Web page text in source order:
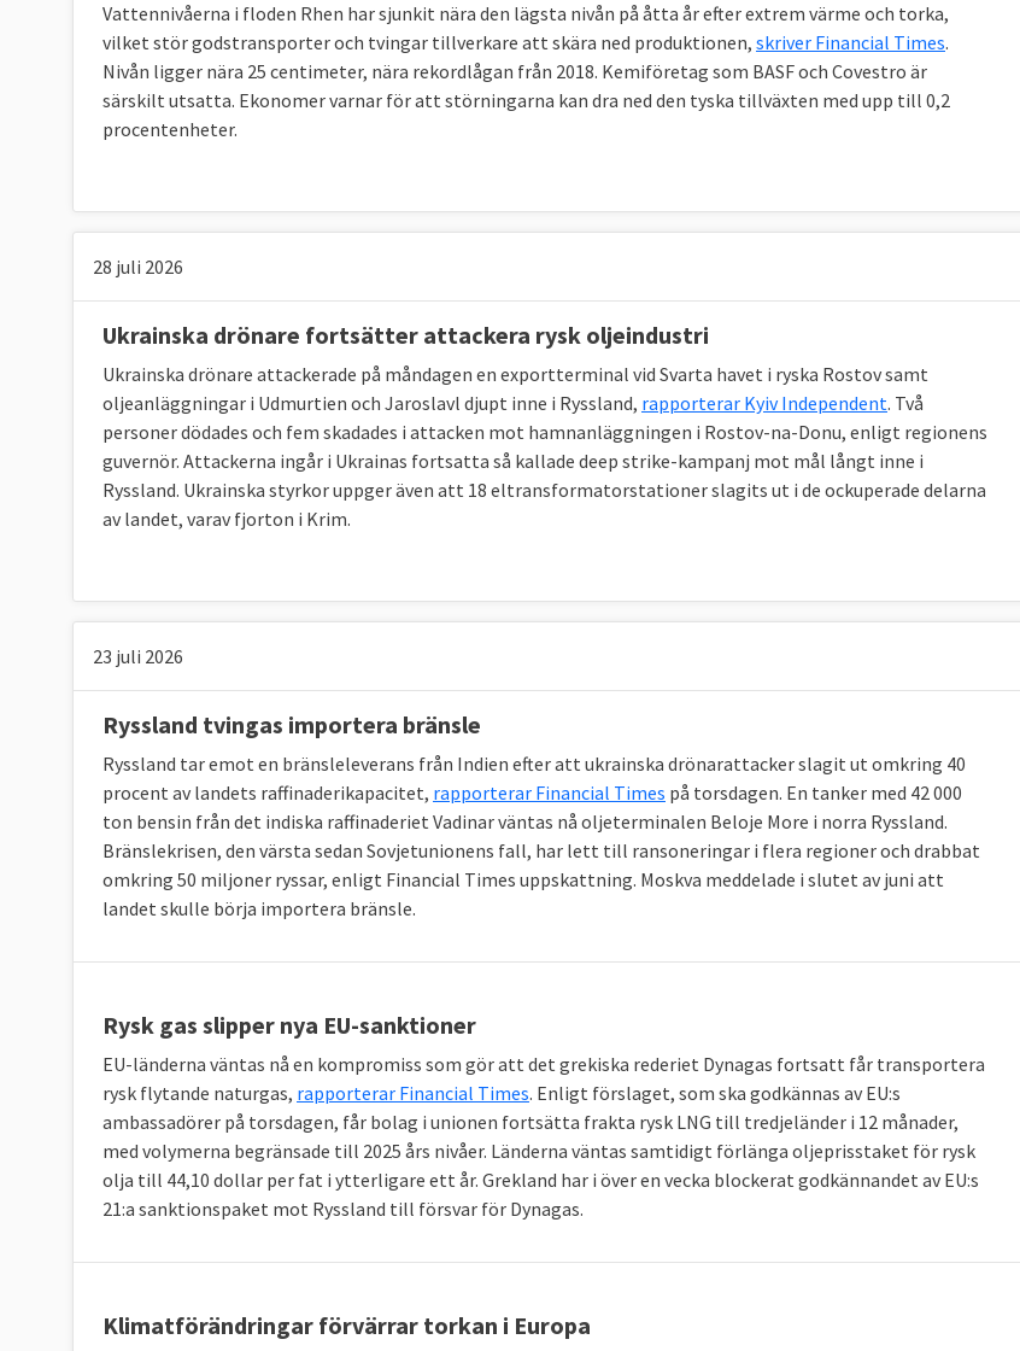
När all energi som förbrukas i ett EU-land, den så kallade primära energianvändningen, delas med
antalet invånare framgår vilka som förbrukar mest energi. Svenskarna förbrukar mer energi än
andra i EU räknat per person och hamnar på delad tredje plats i förbrukningsligan efter Luxemburg
och Finland. Minst energi per person i EU förbrukar malteser.
Källor: Klicka på länkarna i tabellen för att se källa.
Grekland redan i mål
I graf 1 nedan framgår att Grekland som enda land redan uppnått sitt klimatmål när det gäller de
skarpa ESR-målen. Sverige ligger på trettonde plats i den ligan. I botten återfinns Malta, Cypern och
Vattennivåerna i floden Rhen har sjunkit nära den lägsta nivån på åtta år efter extrem värme och torka,
vilket stör godstransporter och tvingar tillverkare att skära ned produktionen, skriver Financial Times.
Nivån ligger nära 25 centimeter, nära rekordlågan från 2018. Kemiföretag som BASF och Covestro är
särskilt utsatta. Ekonomer varnar för att störningarna kan dra ned den tyska tillväxten med upp till 0,2
procentenheter.
28 juli 2026
Ukrainska drönare fortsätter attackera rysk oljeindustri
Ukrainska drönare attackerade på måndagen en exportterminal vid Svarta havet i ryska Rostov samt
oljeanläggningar i Udmurtien och Jaroslavl djupt inne i Ryssland, rapporterar Kyiv Independent. Två
personer dödades och fem skadades i attacken mot hamnanläggningen i Rostov-na-Donu, enligt regionens
guvernör. Attackerna ingår i Ukrainas fortsatta så kallade deep strike-kampanj mot mål långt inne i
Ryssland. Ukrainska styrkor uppger även att 18 eltransformatorstationer slagits ut i de ockuperade delarna
av landet, varav fjorton i Krim.
23 juli 2026
Ryssland tvingas importera bränsle
Ryssland tar emot en bränsleleverans från Indien efter att ukrainska drönarattacker slagit ut omkring 40
procent av landets raffinaderikapacitet, rapporterar Financial Times på torsdagen. En tanker med 42 000
ton bensin från det indiska raffinaderiet Vadinar väntas nå oljeterminalen Beloje More i norra Ryssland.
Bränslekrisen, den värsta sedan Sovjetunionens fall, har lett till ransoneringar i flera regioner och drabbat
omkring 50 miljoner ryssar, enligt Financial Times uppskattning. Moskva meddelade i slutet av juni att
landet skulle börja importera bränsle.
Rysk gas slipper nya EU-sanktioner
EU-länderna väntas nå en kompromiss som gör att det grekiska rederiet Dynagas fortsatt får transportera
rysk flytande naturgas, rapporterar Financial Times. Enligt förslaget, som ska godkännas av EU:s
ambassadörer på torsdagen, får bolag i unionen fortsätta frakta rysk LNG till tredjeländer i 12 månader,
med volymerna begränsade till 2025 års nivåer. Länderna väntas samtidigt förlänga oljeprisstaket för rysk
olja till 44,10 dollar per fat i ytterligare ett år. Grekland har i över en vecka blockerat godkännandet av EU:s
21:a sanktionspaket mot Ryssland till försvar för Dynagas.
Klimatförändringar förvärrar torkan i Europa